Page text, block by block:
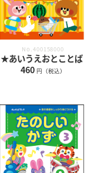
No.400158000
★あいうえおとことば
460 円（税込）